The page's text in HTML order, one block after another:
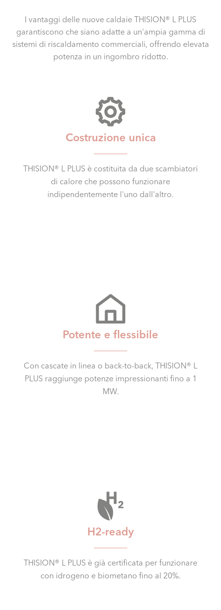
I vantaggi delle nuove caldaie THISION® L PLUS
garantiscono che siano adatte a un'ampia gamma di
sistemi di riscaldamento commerciali, offrendo elevata
potenza in un ingombro ridotto.
Costruzione unica
THISION® L PLUS è costituita da due scambiatori
di calore che possono funzionare
indipendentemente l'uno dall'altro.
Potente e flessibile
Con cascate in linea o back-to-back, THISION® L
PLUS raggiunge potenze impressionanti fino a 1
MW.
H2-ready
THISION® L PLUS è già certificata per funzionare
con idrogeno e biometano fino al 20%.